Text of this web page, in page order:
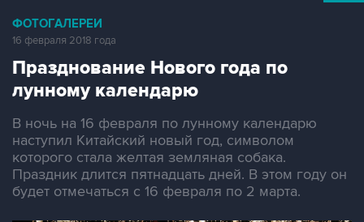
ФОТОГАЛЕРЕИ
16 февраля 2018 года
Празднование Нового года по
лунному календарю
В ночь на 16 февраля по лунному календарю
наступил Китайский новый год, символом
которого стала желтая земляная собака.
Праздник длится пятнадцать дней. В этом году он
будет отмечаться с 16 февраля по 2 марта.